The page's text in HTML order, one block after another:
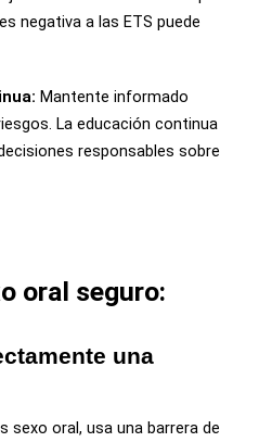
negativa a las ETS puede
Mantente informado
La educación continua
responsables sobre
oral seguro:
una
sexo oral, usa una barrera de